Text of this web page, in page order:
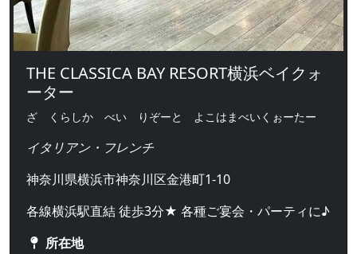
THE CLASSICA BAY RESORT横浜ベイクォ
ーター
ざ くらしか べい りぞーと よこはまべいくぉーたー
イタリアン・フレンチ
神奈川県横浜市神奈川区金港町1-10
各線横浜駅直結 徒歩3分★ 各種ご宴会・パーティに♪
所在地